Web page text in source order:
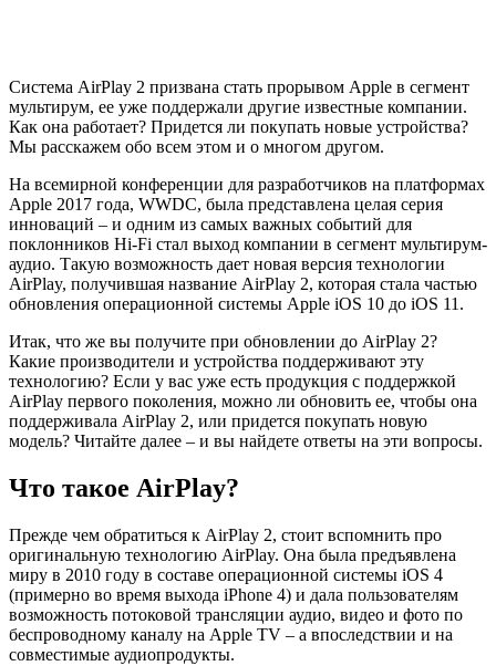
Система AirPlay 2 призвана стать прорывом Apple в сегмент
мультирум, ее уже поддержали другие известные компании.
Как она работает? Придется ли покупать новые устройства?
Мы расскажем обо всем этом и о многом другом.
На всемирной конференции для разработчиков на платформах
Apple 2017 года, WWDC, была представлена целая серия
инноваций – и одним из самых важных событий для
поклонников Hi-Fi стал выход компании в сегмент мультирум-
аудио. Такую возможность дает новая версия технологии
AirPlay, получившая название AirPlay 2, которая стала частью
обновления операционной системы Apple iOS 10 до iOS 11.
Итак, что же вы получите при обновлении до AirPlay 2?
Какие производители и устройства поддерживают эту
технологию? Если у вас уже есть продукция с поддержкой
AirPlay первого поколения, можно ли обновить ее, чтобы она
поддерживала AirPlay 2, или придется покупать новую
модель? Читайте далее – и вы найдете ответы на эти вопросы.
Что такое AirPlay?
Прежде чем обратиться к AirPlay 2, стоит вспомнить про
оригинальную технологию AirPlay. Она была предъявлена
миру в 2010 году в составе операционной системы iOS 4
(примерно во время выхода iPhone 4) и дала пользователям
возможность потоковой трансляции аудио, видео и фото по
беспроводному каналу на Apple TV – а впоследствии и на
совместимые аудиопродукты.